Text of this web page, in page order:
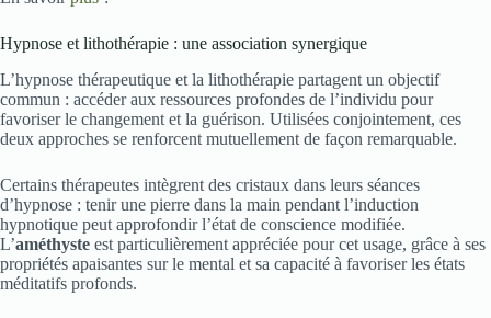
Hypnose et lithothérapie : une association synergique
L’hypnose thérapeutique et la lithothérapie partagent un objectif
commun : accéder aux ressources profondes de l’individu pour
favoriser le changement et la guérison. Utilisées conjointement, ces
deux approches se renforcent mutuellement de façon remarquable.
Certains thérapeutes intègrent des cristaux dans leurs séances
d’hypnose : tenir une pierre dans la main pendant l’induction
hypnotique peut approfondir l’état de conscience modifiée.
L’améthyste est particulièrement appréciée pour cet usage, grâce à ses
propriétés apaisantes sur le mental et sa capacité à favoriser les états
méditatifs profonds.